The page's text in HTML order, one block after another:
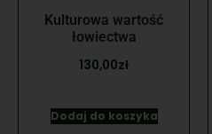
Kulturowa wartość
łowiectwa
130,00zł
Dodaj do koszyka